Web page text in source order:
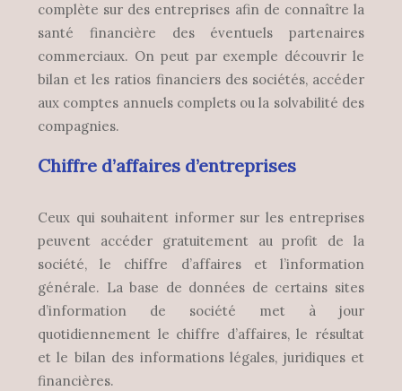
complète sur des entreprises afin de connaître la
santé financière des éventuels partenaires
commerciaux. On peut par exemple découvrir le
bilan et les ratios financiers des sociétés, accéder
aux comptes annuels complets ou la solvabilité des
compagnies.
Chiffre d’affaires d’entreprises
Ceux qui souhaitent informer sur les entreprises
peuvent accéder gratuitement au profit de la
société, le chiffre d’affaires et l’information
générale. La base de données de certains sites
d’information de société met à jour
quotidiennement le chiffre d’affaires, le résultat
et le bilan des informations légales, juridiques et
financières.